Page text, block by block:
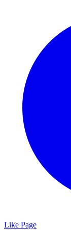
Like Page